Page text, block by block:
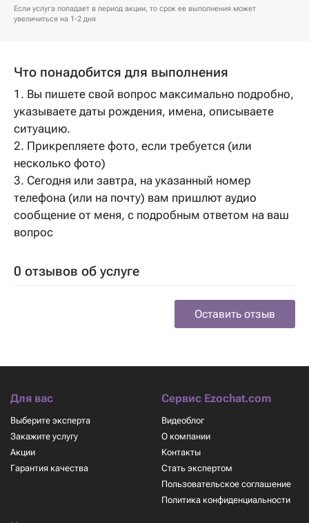
Если услуга попадает в период акции, то срок ее выполнения может
увеличиться на 1-2 дня
Что понадобится для выполнения
1. Вы пишете свой вопрос максимально подробно,
указываете даты рождения, имена, описываете
ситуацию.
2. Прикрепляете фото, если требуется (или
несколько фото)
3. Сегодня или завтра, на указанный номер
телефона (или на почту) вам пришлют аудио
сообщение от меня, с подробным ответом на ваш
вопрос
0 отзывов об услуге
Оставить отзыв
Для вас
Выберите эксперта
Закажите услугу
Акции
Гарантия качества
Сервис Ezochat.com
Видеоблог
О компании
Контакты
Стать экспертом
Пользовательское соглашение
Политика конфиденциальности